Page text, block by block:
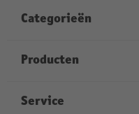
openingstijden zijn:
zondag van 12:00 tot 18:00
FAQ
Categorieën
Fotoboeken
Wanddecoratie
Producten
Kruidvat Merk foto’s
Service